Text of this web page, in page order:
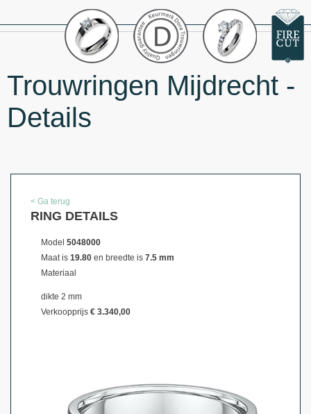
Trouwringen Mijdrecht -
Details
< Ga terug
RING DETAILS
Model 5048000
Maat is 19.80 en breedte is 7.5 mm
Materiaal
dikte 2 mm
Verkoopprijs € 3.340,00